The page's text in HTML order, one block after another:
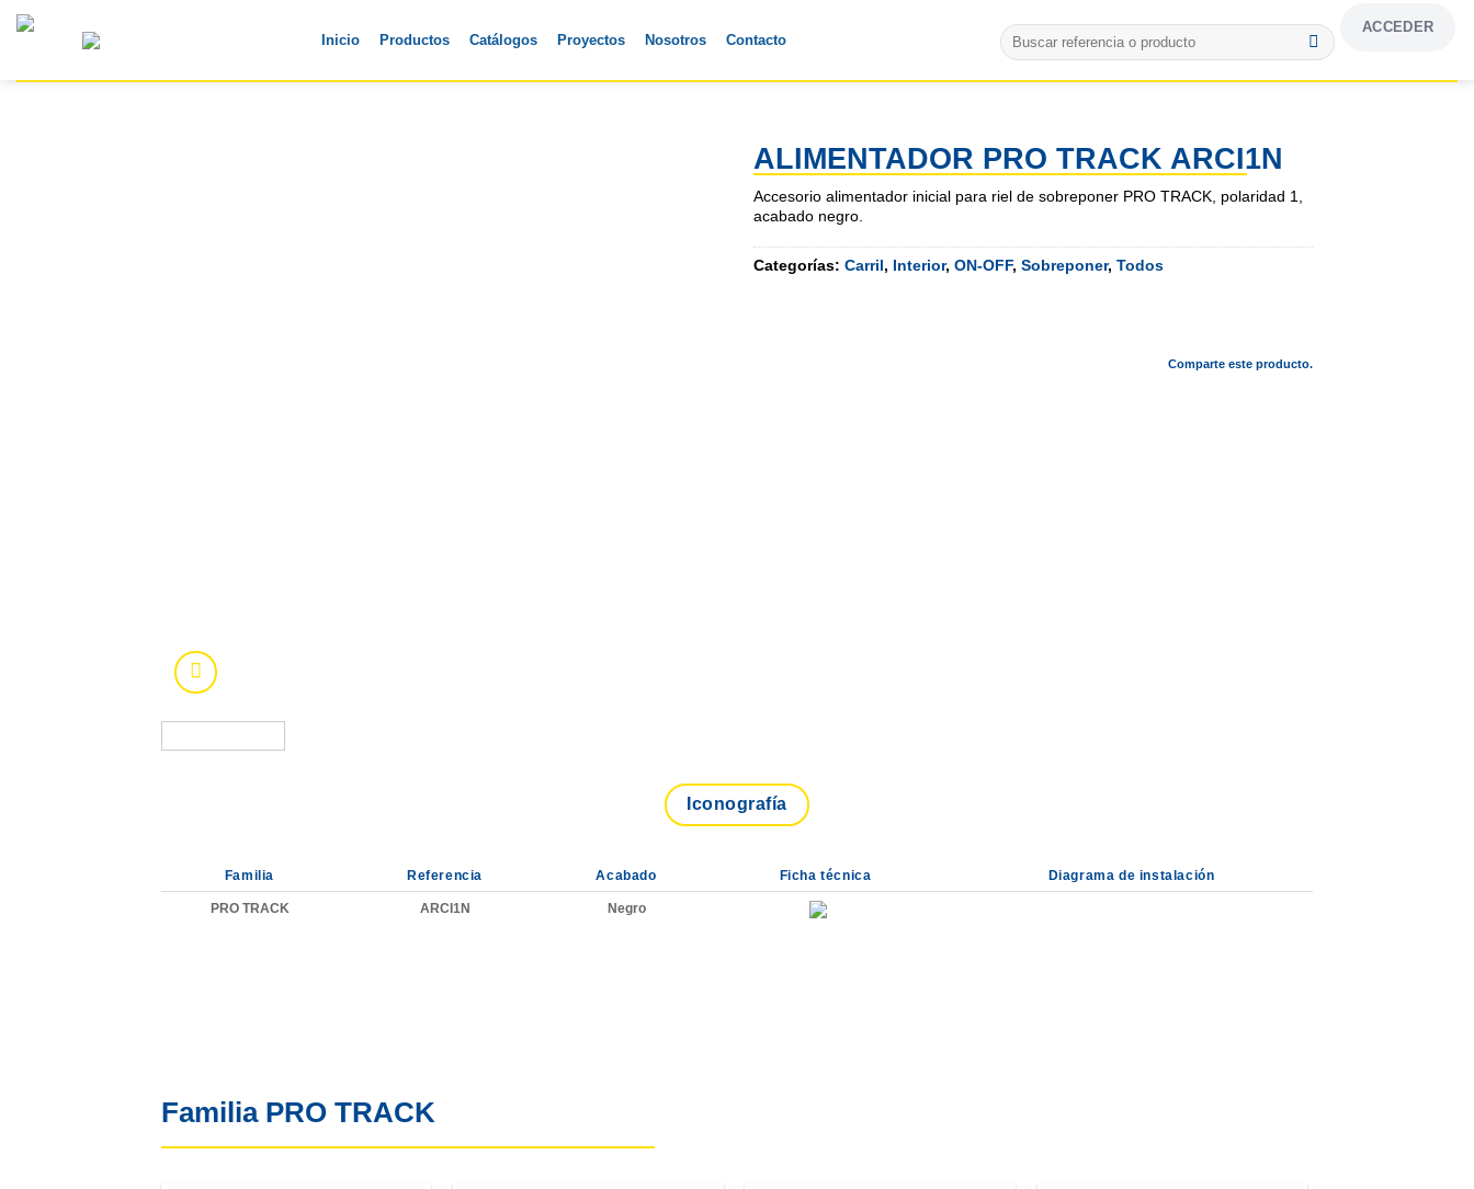
Skip
Inicio Productos Catálogos Proyectos Nosotros Contacto
Buscar
por:
ACCEDER
ALIMENTADOR PRO TRACK ARCI1N
Accesorio alimentador inicial para riel de sobreponer PRO TRACK, polaridad 1,
acabado negro.
Categorías: Carril, Interior, ON-OFF, Sobreponer, Todos
Comparte este producto.
Iconografía
Familia Referencia Acabado Ficha técnica Diagrama de instalación
PRO TRACK ARCI1N Negro
Familia PRO TRACK